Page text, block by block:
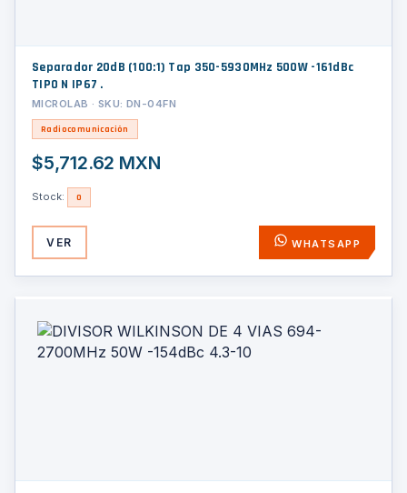
Separador 20dB (100:1) Tap 350-5930MHz 500W -161dBc
TIPO N IP67 .
MICROLAB · SKU: DN-04FN
Radiocomunicación
$5,712.62 MXN
Stock: 0
VER WHATSAPP